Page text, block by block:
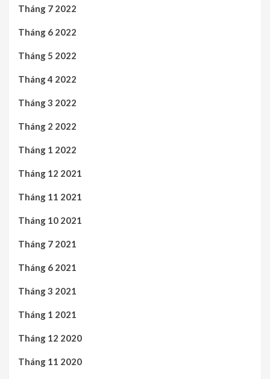
Tháng 7 2022
Tháng 6 2022
Tháng 5 2022
Tháng 4 2022
Tháng 3 2022
Tháng 2 2022
Tháng 1 2022
Tháng 12 2021
Tháng 11 2021
Tháng 10 2021
Tháng 7 2021
Tháng 6 2021
Tháng 3 2021
Tháng 1 2021
Tháng 12 2020
Tháng 11 2020